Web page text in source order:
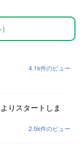
)
4.1k件のビュー
りスタートしま
2.5k件のビュー